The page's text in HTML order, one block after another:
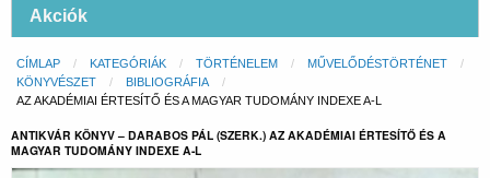
Akciók
Morzsa
CÍMLAP KATEGÓRIÁK TÖRTÉNELEM
MŰVELŐDÉSTÖRTÉNET
KÖNYVÉSZET
BIBLIOGRÁFIA
CURRENT:
AZ AKADÉMIAI ÉRTESÍTŐ ÉS A MAGYAR TUDOMÁNY INDEXE A-L
ANTIKVÁR KÖNYV – DARABOS PÁL (SZERK.) AZ AKADÉMIAI ÉRTESÍTŐ ÉS A
MAGYAR TUDOMÁNY INDEXE A-L